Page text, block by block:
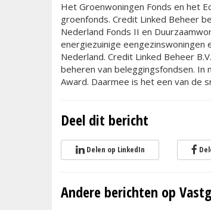
Het Groenwoningen Fonds en het
groenfonds. Credit Linked Beheer
Nederland Fonds II en
energiezuinige
Nederland. Credit Linked Beheer
beheren van beleggingsfondsen. In
Award. Daarmee is het een van de
Deel dit bericht
Delen op LinkedIn
Andere berichten op